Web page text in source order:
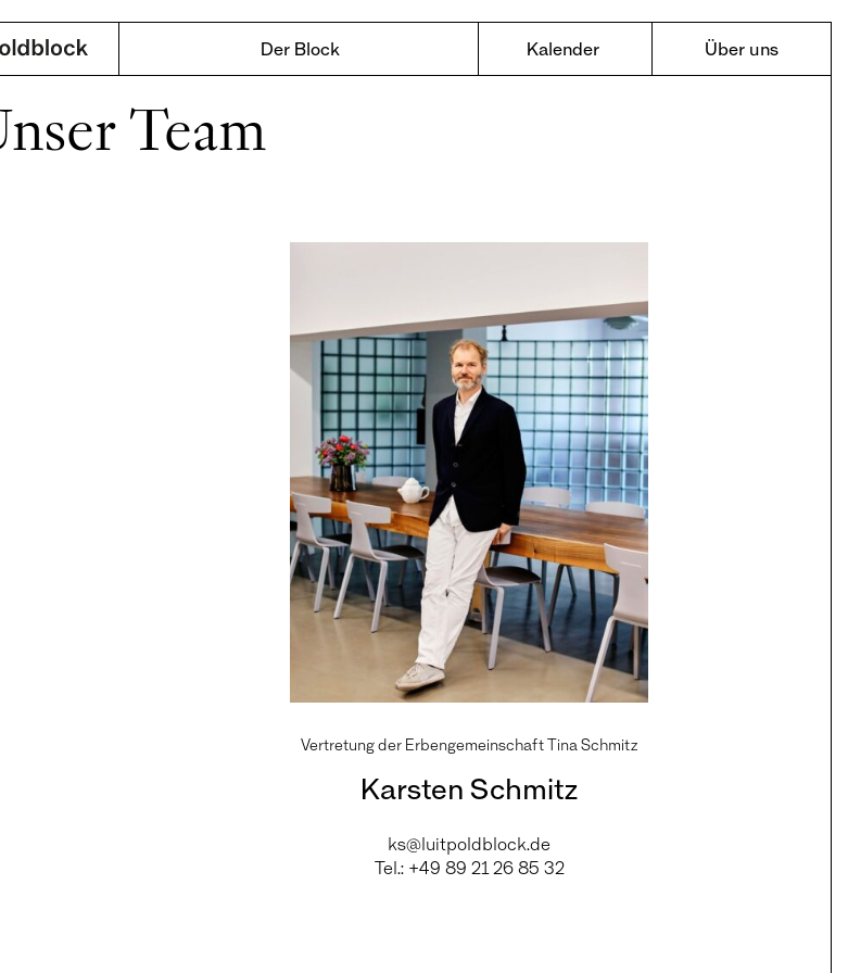
Der Block Kalender Über uns
Team
Vertretung der Erbengemeinschaft Tina Schmitz
Karsten Schmitz
ks@luitpoldblock.de
Tel.: +49 89 21 26 85 32